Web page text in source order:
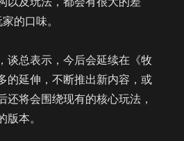
的口味。
谈总表示，今后会延续在《牧
的延伸，不断推出新内容，或
还将会围绕现有的核心玩法，
本。